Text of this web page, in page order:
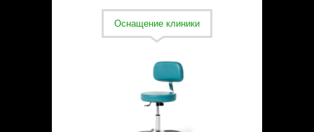
Запасные части
Гарантийное обслуживание
медицинской мебели
Установка медицинской мебели
Доставка
Наши объекты
Оснащение клиники